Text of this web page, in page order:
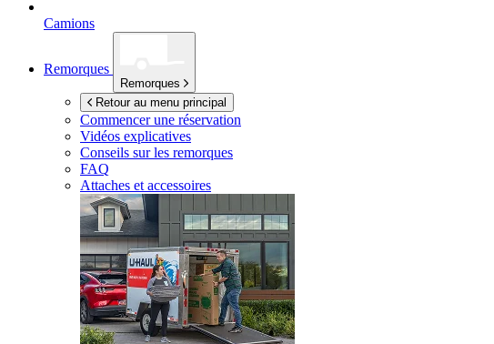
Camions
Remorques
Remorques
Retour au menu principal
Commencer une réservation
Vidéos explicatives
Conseils sur les remorques
FAQ
Attaches et accessoires